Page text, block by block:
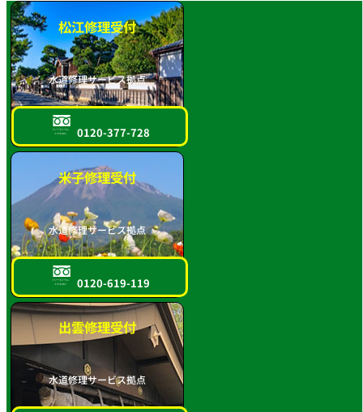
松江修理受付
水道修理サービス拠点
フリーダイヤル
スマホOK!! 0120-377-728
米子修理受付
水道修理サービス拠点
フリーダイヤル
スマホOK!! 0120-619-119
出雲修理受付
水道修理サービス拠点